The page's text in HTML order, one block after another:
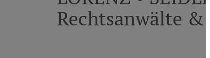
Rechtsanwälte &